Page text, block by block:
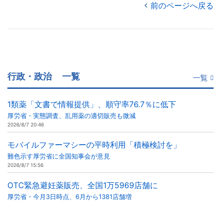
前のページへ戻る
行政・政治 一覧 一覧
1類薬「文書で情報提供」、順守率76.7％に低下
厚労省・実態調査、乱用薬の適切販売も微減
2026/8/7 20:46
モバイルファーマシーの平時利用「積極検討を」
難色示す厚労省に全国知事会が意見
2026/8/7 15:56
OTC緊急避妊薬販売、全国1万5969店舗に
厚労省・今月3日時点、6月から1381店舗増